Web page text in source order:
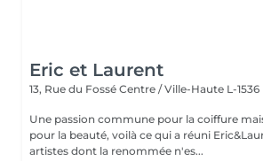
Eric et Laurent
13, Rue du Fossé Centre / Ville-Haute L-1536
Une passion commune pour la coiffure
pour la beauté, voilà ce qui a réuni
artistes dont la renommée n'es...